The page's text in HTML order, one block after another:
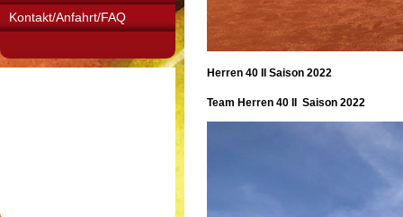
Kontakt/Anfahrt/FAQ
Herren 40 II Saison 2022
Team Herren 40 II Saison 2022